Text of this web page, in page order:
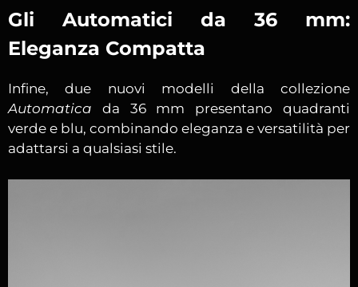
Gli Automatici da 36 mm:
Eleganza Compatta
Infine, due nuovi modelli della collezione
Automatica da 36 mm presentano quadranti
verde e blu, combinando eleganza e versatilità per
adattarsi a qualsiasi stile.